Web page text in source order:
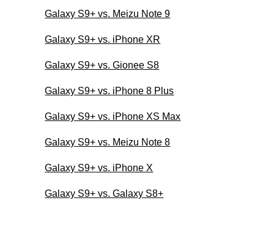
Galaxy S9+ vs. Meizu Note 9
Galaxy S9+ vs. iPhone XR
Galaxy S9+ vs. Gionee S8
Galaxy S9+ vs. iPhone 8 Plus
Galaxy S9+ vs. iPhone XS Max
Galaxy S9+ vs. Meizu Note 8
Galaxy S9+ vs. iPhone X
Galaxy S9+ vs. Galaxy S8+